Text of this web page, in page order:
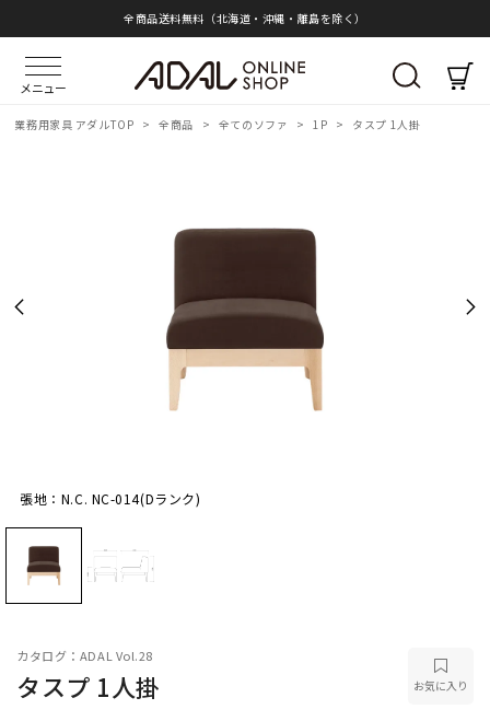
全商品送料無料（北海道・沖縄・離島を除く）
メニュー
業務用家具 アダルTOP > 全商品 > 全てのソファ > 1P > タスプ 1人掛
張地：N.C. NC-014(Dランク)
張地：N.C. NC-014(Dランク)
カタログ：ADAL Vol.28
タスプ 1人掛 お気に入り